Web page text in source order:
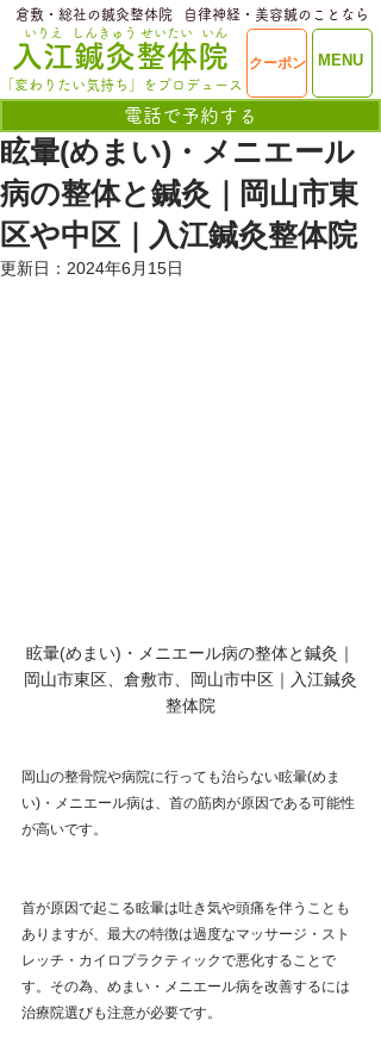
ME
​入江鍼灸整体院
いりえ
MENU
クーポン
電話で予約する
せいたい
しんきゅう いん
「変わりたい気持ち」をプロデュース
​倉敷・総社の鍼灸整体院 ​自律神経・美容鍼のことなら
眩暈(めまい)・メニエール
病の整体と鍼灸｜岡山市東
区や中区｜入江鍼灸整体院
更新日： 2024年6月15日
眩暈(めまい)・メニエール病の整体と鍼灸｜
岡山市東区、倉敷市、岡山市中区｜入江鍼灸
整体院
岡山の整骨院や病院に行っても治らない眩暈(めま
い)・メニエール病は、首の筋肉が原因である可能性
が高いです。
首が原因で起こる眩暈は吐き気や頭痛を伴うことも
ありますが、最大の特徴は過度なマッサージ・スト
レッチ・カイロプラクティックで悪化することで
す。その為、めまい・メニエール病を改善するには
治療院選びも注意が必要です。